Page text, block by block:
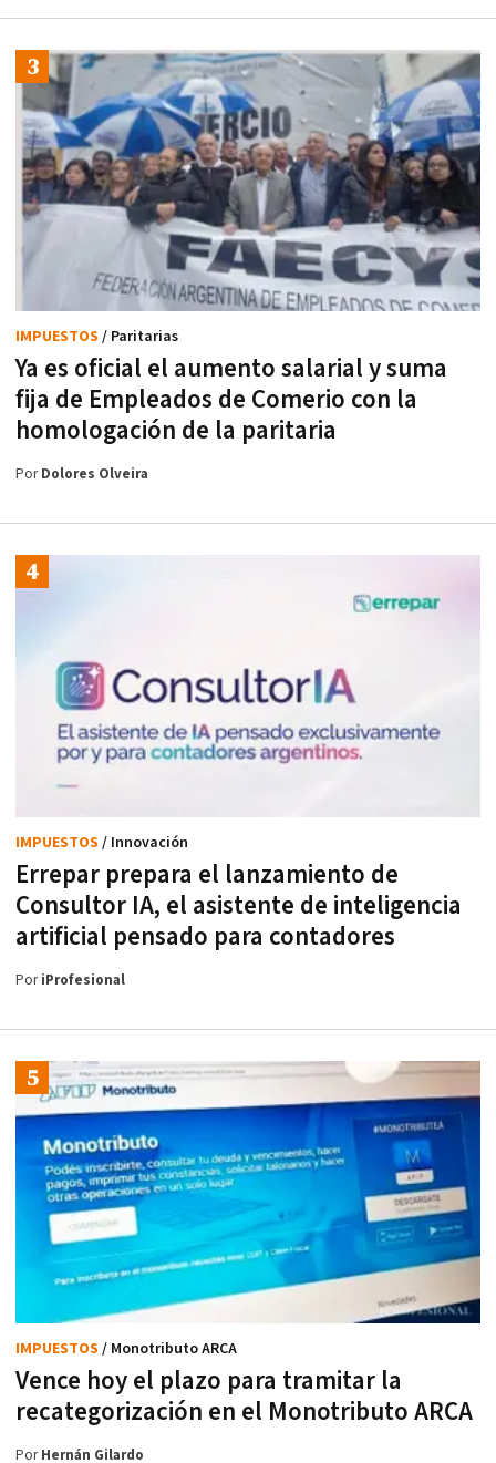
Ya es oficial el aumento salarial y suma
fija de Empleados de Comerio con la
homologación de la paritaria
IMPUESTOS / Paritarias
PorDolores Olveira
Errepar prepara el lanzamiento de
Consultor IA, el asistente de inteligencia
artificial pensado para contadores
IMPUESTOS / Innovación
PoriProfesional
Vence hoy el plazo para tramitar la
recategorización en el Monotributo ARCA
IMPUESTOS / Monotributo ARCA
PorHernán Gilardo